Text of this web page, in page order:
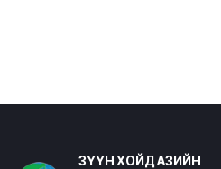
ЗҮҮН ХОЙД АЗИЙН